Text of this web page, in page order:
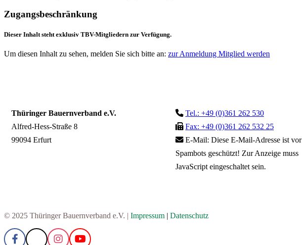
Zugangsbeschränkung
Dieser Inhalt steht exklusiv TBV-Mitgliedern zur Verfügung.
Um diesen Inhalt zu sehen, melden Sie sich bitte an: zur Anmeldung Mitglied werden
Thüringer Bauernverband e.V.
Alfred-Hess-Straße 8
99094 Erfurt
Tel.: +49 (0)361 262 530
Fax: +49 (0)361 262 532 25
E-Mail: Diese E-Mail-Adresse ist vor
Spambots geschützt! Zur Anzeige muss
JavaScript eingeschaltet sein.
© 2025 Thüringer Bauernverband e.V. | Impressum | Datenschutz